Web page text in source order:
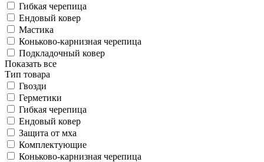
Гибкая черепица
Ендовый ковер
Мастика
Коньково-карнизная черепица
Подкладочный ковер
Показать все
Тип товара
Гвозди
Герметики
Гибкая черепица
Ендовый ковер
Защита от мха
Комплектующие
Коньково-карнизная черепица